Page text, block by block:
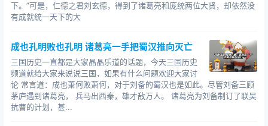
黄忠：148-222（75岁）（活得好久哦）
龄，果然是老将），关羽50岁（半老中年了）
定军山之战：218年黄忠71岁（年过七旬仍能斩将，比
之关羽斩颜诛文又更高一筹了）
位封五虎：219年黄忠72岁（够老了）关羽58岁（也
下。”可是，仁德之君刘玄德，得到了诸葛亮和庞统两位大贤，却依然没
有成就统一天下的大
成也孔明败也孔明 诸葛亮一手把蜀汉推向灭亡
三国历史一直都是大家晶晶乐道的话题，今天三国历史
频道就给大家来说说三国，如果有什么问题欢迎大家讨
论 常言道：成也萧何败萧何，对于刘备的蜀汉也是如此。尽管刘备三顾
茅庐遇到诸葛亮， 兵马出西秦，雄才敌万人。 诸葛亮为刘备制订了联吴
抗曹的计划，甚...